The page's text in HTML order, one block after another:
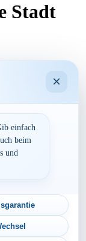
Stadt
Landau in
in der Pfalz
Sie hier
×
einfach
beim
und